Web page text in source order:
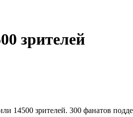
зрителей
зрителей. 300 фанатов